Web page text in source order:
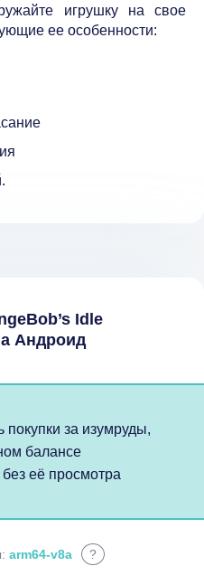
игрушку на свое
ее особенности:
Idle
Андроид
за изумруды,
балансе
её просмотра
arm64-v8a ?